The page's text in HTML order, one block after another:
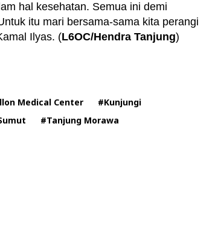
hal kesehatan. Semua ini demi
itu mari bersama-sama kita perangi
Ilyas. (L6OC/Hendra Tanjung)
Medical Center
#Kunjungi
#Tanjung Morawa